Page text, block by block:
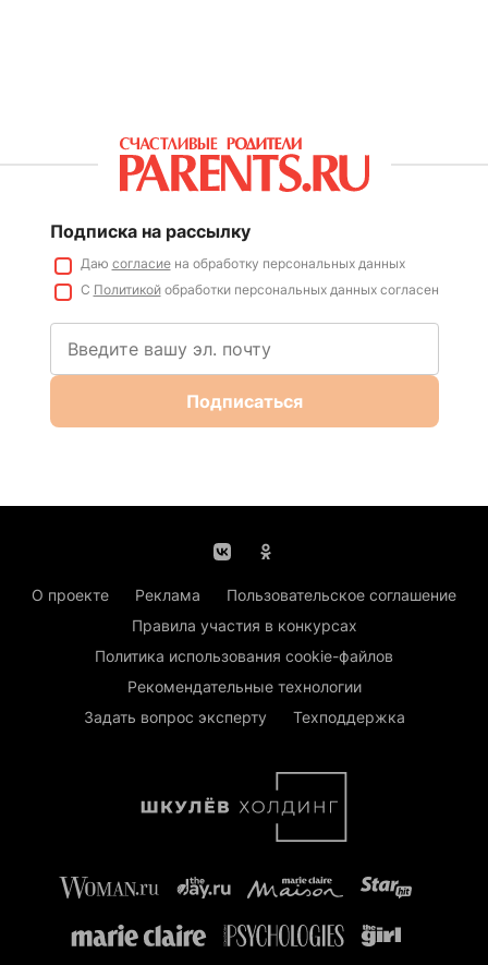
Подписка на рассылку
Даю согласиена обработку персональных данных
С Политикойобработки персональных данных согласен
Подписаться
О проекте Реклама
Пользовательское соглашение
Правила участия в конкурсах
Политика использования cookie-файлов
Рекомендательные технологии
Задать вопрос эксперту
Техподдержка